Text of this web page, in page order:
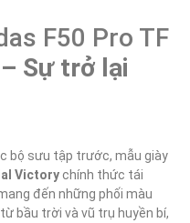
F50 Pro TF
– Sự trở lại
bộ sưu tập trước, mẫu giày
Victory chính thức tái
đến những phối màu
bầu trời và vũ trụ huyền bí,